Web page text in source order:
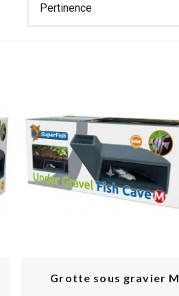
Grotte sous gravier M